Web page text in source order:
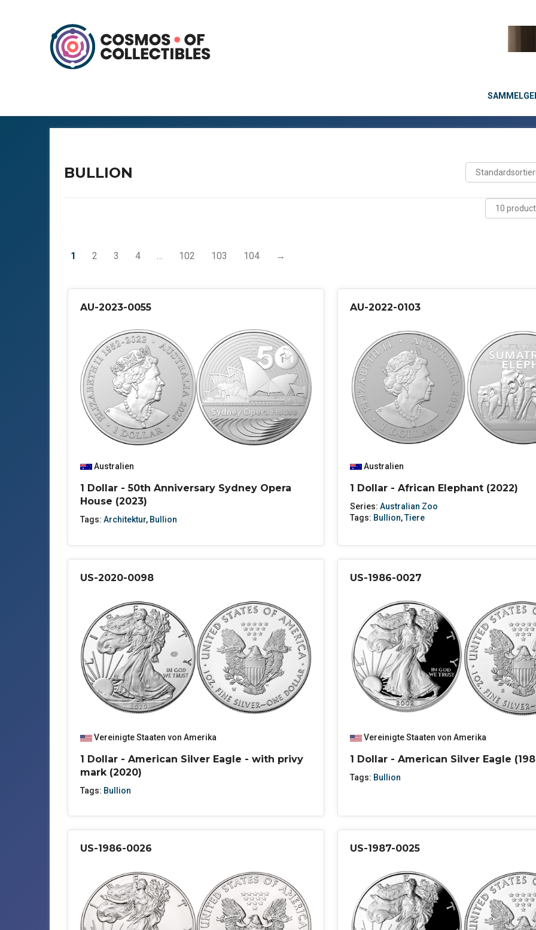
BULLION
1 2 3 4 … 102 103 104 →
AU-2023-0055
Australien
1 Dollar - 50th Anniversary Sydney Opera
House (2023)
Tags: Architektur, Bullion
AU-2022-0103
Australien
1 Dollar - African Elephant (2022)
Series:Australian Zoo
Tags: Bullion,Tiere
US-2020-0098
Vereinigte Staaten von Amerika
1 Dollar - American Silver Eagle - with privy
mark (2020)
Tags: Bullion
US-1986-0027
Vereinigte Staaten von Amerika
1 Dollar - American Silver Eagle
Tags: Bullion
US-1986-0026 US-1987-0025